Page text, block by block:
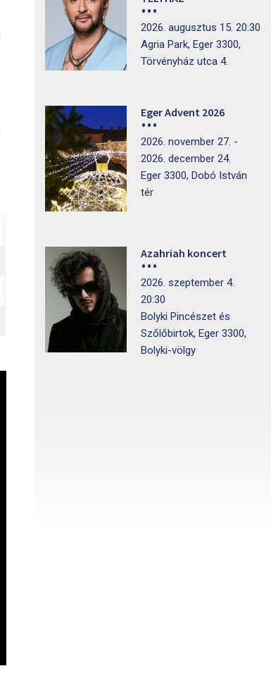
2026. augusztus 15. 20:30
Agria Park, Eger 3300,
Törvényház utca 4.
Eger Advent 2026
2026. november 27. -
2026. december 24.
Eger 3300, Dobó István
tér
Azahriah koncert
2026. szeptember 4.
20:30
Bolyki Pincészet és
Szőlőbirtok, Eger 3300,
Bolyki-völgy